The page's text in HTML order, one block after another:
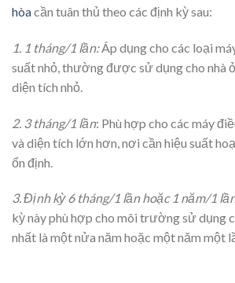
hòacần tuân thủ theo các định kỳ sau:
1. 1 tháng/1 lần:Áp dụng cho các loại
suất nhỏ, thường được sử dụng cho nhà
diện tích nhỏ.
2. 3 tháng/1 lần: Phù hợp cho các máy
và diện tích lớn hơn, nơi cần hiệu suất
ổn định.
3. Định kỳ 6 tháng/1 lần hoặc 1 năm/1
kỳ này phù hợp cho môi trường sử dụng
nhất là một nửa năm hoặc một năm một